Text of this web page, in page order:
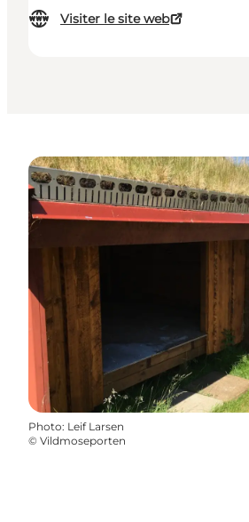
Visiter le site web
Photo: Leif Larsen
© Vildmoseporten